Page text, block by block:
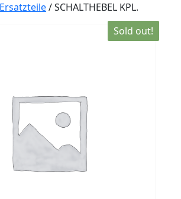
/ SCHALTHEBEL KPL.
Sold out!